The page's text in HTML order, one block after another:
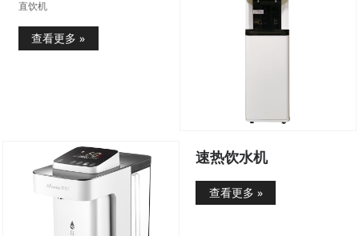
直饮机
查看更多 »
速热饮水机
查看更多 »